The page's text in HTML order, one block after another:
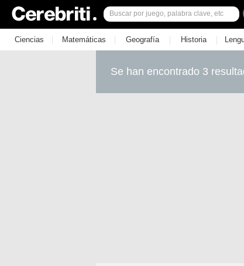
Ciencias | Matemáticas | Geografía | Historia |
Se han encontrado 3